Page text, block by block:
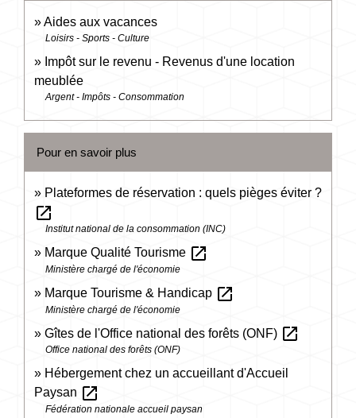
Aides aux vacances
Loisirs - Sports - Culture
Impôt sur le revenu - Revenus d'une location
meublée
Argent - Impôts - Consommation
Pour en savoir plus
Plateformes de réservation : quels pièges éviter ?
open_in_new
Institut national de la consommation (INC)
Marque Qualité Tourisme open_in_new
Ministère chargé de l'économie
Marque Tourisme & Handicap open_in_new
Ministère chargé de l'économie
Gîtes de l'Office national des forêts (ONF) open_in_new
Office national des forêts (ONF)
Hébergement chez un accueillant d'Accueil
Paysan open_in_new
Fédération nationale accueil paysan